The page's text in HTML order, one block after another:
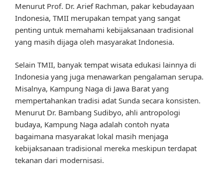
Menurut Prof. Dr. Arief Rachman, pakar kebudayaan
Indonesia, TMII merupakan tempat yang sangat
penting untuk memahami kebijaksanaan tradisional
yang masih dijaga oleh masyarakat Indonesia.
Selain TMII, banyak tempat wisata edukasi lainnya di
Indonesia yang juga menawarkan pengalaman serupa.
Misalnya, Kampung Naga di Jawa Barat yang
mempertahankan tradisi adat Sunda secara konsisten.
Menurut Dr. Bambang Sudibyo, ahli antropologi
budaya, Kampung Naga adalah contoh nyata
bagaimana masyarakat lokal masih menjaga
kebijaksanaan tradisional mereka meskipun terdapat
tekanan dari modernisasi.